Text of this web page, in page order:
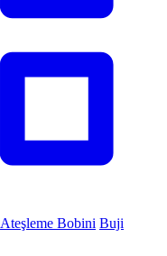
Ateşleme Bobini Buji